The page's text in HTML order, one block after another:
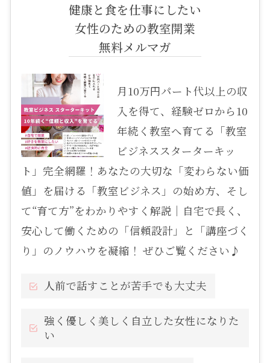
健康と食を仕事にしたい
女性のための教室開業
無料メルマガ
月10万円パート代以上の収
入を得て、経験ゼロから10
年続く教室へ育てる「教室
ビジネススターターキッ
ト」完全網羅！あなたの大切な「変わらない価
値」を届ける「教室ビジネス」の始め方、そし
て“育て方”をわかりやすく解説｜自宅で長く、
安心して働くための「信頼設計」と「講座づく
り」のノウハウを凝縮！ ぜひご覧ください♪
人前で話すことが苦手でも大丈夫
強く優しく美しく自立した女性になりた
い